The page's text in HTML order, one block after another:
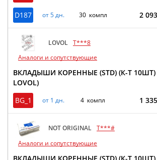
D187 от 5 дн. 30 компл 2
LOVOL T***8
Аналоги и сопутствующие
ВКЛАДЫШИ КОРЕННЫЕ (STD) (К-Т 10ШТ)
LOVOL)
BG_1
от 1 дн. 4 компл 1
NOT ORIGINAL T***#
Аналоги и сопутствующие